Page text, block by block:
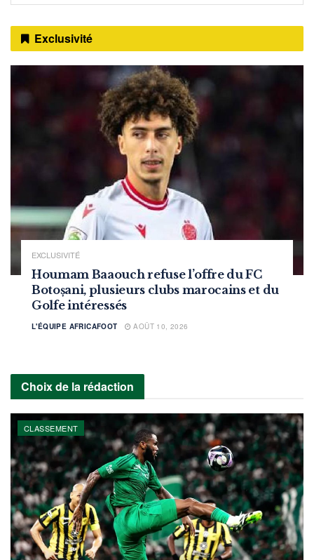
Exclusivité
EXCLUSIVITÉ
Houmam Baaouch refuse l’offre du FC
Botoșani, plusieurs clubs marocains et du
Golfe intéressés
L'ÉQUIPE AFRICAFOOT AOÛT 10, 2026
Choix de la rédaction
CLASSEMENT